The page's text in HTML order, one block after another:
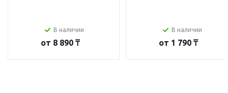
В наличии
от 8 890 ₸
В наличии
от 1 790 ₸